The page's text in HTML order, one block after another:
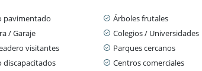
pavimentado Árboles frutales
/ Garaje
Colegios / Universidades
visitantes
Parques cercanos
discapacitados
Centros comerciales